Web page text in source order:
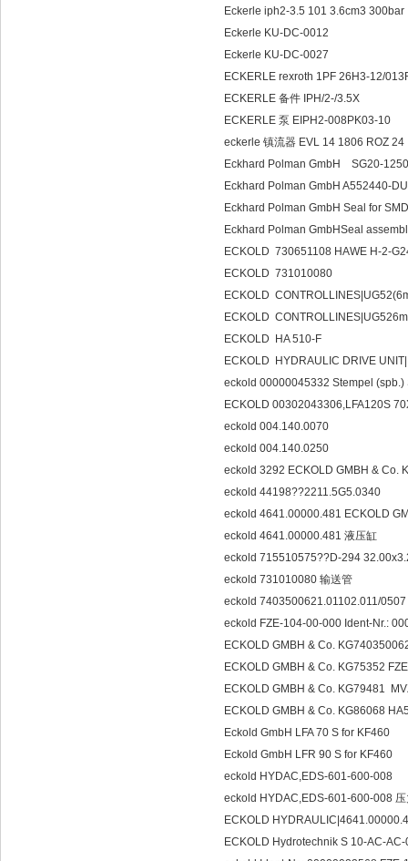
Eckerle iph2-3.5 101 3.6cm3 300bar
Eckerle KU-DC-0012
Eckerle KU-DC-0027
ECKERLE rexroth 1PF 26H3-12/
ECKERLE 备件 IPH/2-/3.5X
ECKERLE 泵 EIPH2-008PK03-10
eckerle 镇流器 EVL 14 1806 ROZ 24
Eckhard Polman GmbH SG20-
Eckhard Polman GmbH A552440-
Eckhard Polman GmbH Seal for
Eckhard Polman GmbHSeal
ECKOLD 730651108 HAWE H-2-
ECKOLD 731010080
ECKOLD
ECKOLD
ECKOLD HA 510-F
ECKOLD HYDRAULIC DRIVE
eckold 00000045332 Stempel (spb.)
ECKOLD 00302043306,LFA120S
eckold 004.140.0070
eckold 004.140.0250
eckold 3292 ECKOLD GMBH & Co.
eckold 44198??2211.5G5.0340
eckold 4641.00000.481 ECKOLD
eckold 4641.00000.481 液压缸
eckold 715510575??D-294
eckold 731010080 输送管
eckold 7403500621.01102.011/0507
eckold FZE-104-00-000 Ident-Nr.:
ECKOLD GMBH & Co.
ECKOLD GMBH & Co. KG75352
ECKOLD GMBH & Co. KG79481
ECKOLD GMBH & Co. KG86068
Eckold GmbH LFA 70 S for
Eckold GmbH LFR 90 S for KF460
eckold HYDAC,EDS-601-600-008
eckold HYDAC,EDS-601-600-008
ECKOLD
ECKOLD Hydrotechnik S 10-